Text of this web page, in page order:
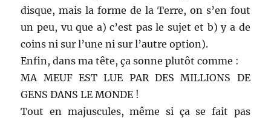
disque, mais la forme de la Terre, on s’en fout
un peu, vu que a) c’est pas le sujet et b) y a de
coins ni sur l’une ni sur l’autre option).
Enfin, dans ma tête, ça sonne plutôt comme :
MA MEUF EST LUE PAR DES MILLIONS DE
GENS DANS LE MONDE !
Tout en majuscules, même si ça se fait pas